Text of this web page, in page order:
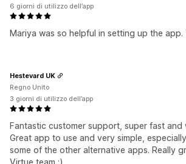
Mariya was so helpful in setting up the app.
6 giorni di utilizzo dell’app
Fantastic customer support, super fast and
Great app to use and very simple,
some of the other alternative apps. Really
Hestevard UK
Regno Unito
3 giorni di utilizzo dell’app